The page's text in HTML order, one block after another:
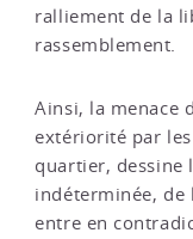
ralliement de la
rassemblement.
Ainsi, la menace
extériorité par
quartier, dessine
indéterminée,
entre en